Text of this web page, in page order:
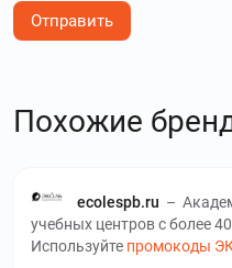
Отправить
Похожие
ecolespb.ru –
учебных центров с более
Используйте промокоды